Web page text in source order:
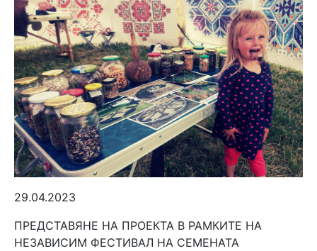
29.04.2023
ПРЕДСТАВЯНЕ НА ПРОЕКТА В РАМКИТЕ НА
НЕЗАВИСИМ ФЕСТИВАЛ НА СЕМЕНАТА